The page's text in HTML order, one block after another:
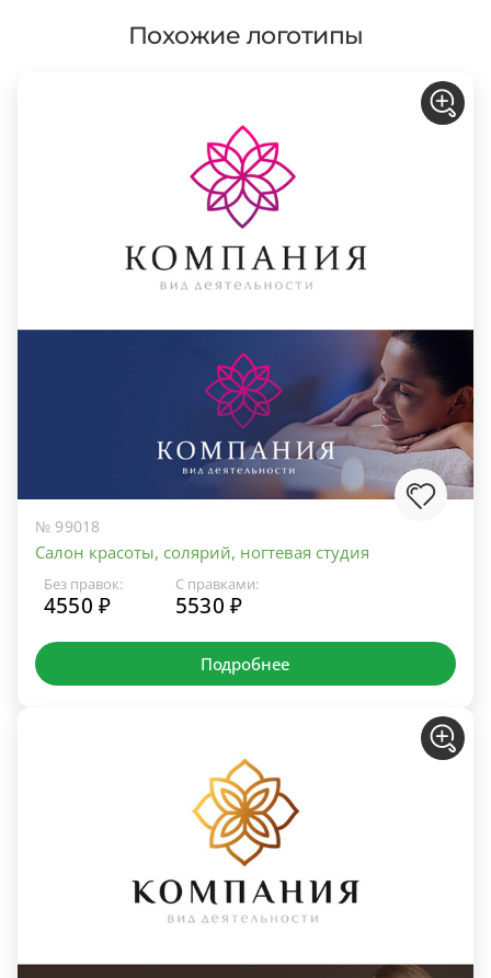
Похожие логотипы
№ 99018
Салон красоты, солярий, ногтевая студия
Без правок:
4550 ₽
С правками:
5530 ₽
Подробнее